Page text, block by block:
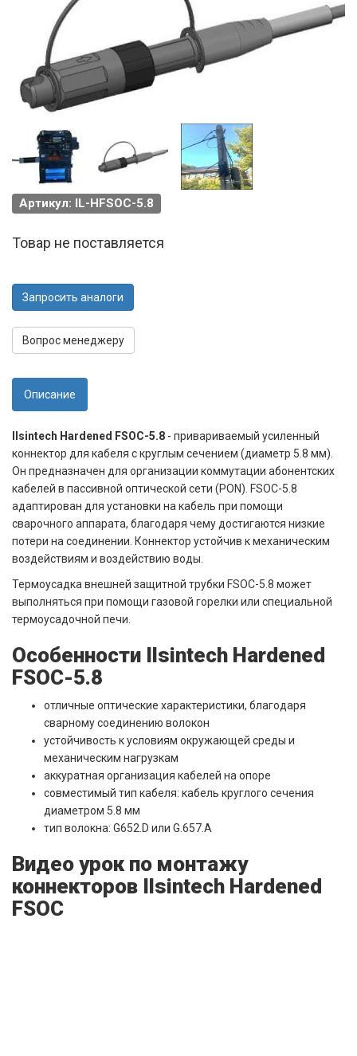
Артикул: IL-HFSOC-5.8
Товар не поставляется
Запросить аналоги
Вопрос менеджеру
Описание
Ilsintech Hardened FSOC-5.8 - привариваемый усиленный
коннектор для кабеля с круглым сечением (диаметр 5.8 мм).
Он предназначен для организации коммутации абонентских
кабелей в пассивной оптической сети (PON). FSOC-5.8
адаптирован для установки на кабель при помощи
сварочного аппарата, благодаря чему достигаются низкие
потери на соединении. Коннектор устойчив к механическим
воздействиям и воздействию воды.
Термоусадка внешней защитной трубки FSOC-5.8 может
выполняться при помощи газовой горелки или специальной
термоусадочной печи.
Особенности Ilsintech Hardened
FSOC-5.8
отличные оптические характеристики, благодаря
сварному соединению волокон
устойчивость к условиям окружающей среды и
механическим нагрузкам
аккуратная организация кабелей на опоре
совместимый тип кабеля: кабель круглого сечения
диаметром 5.8 мм
тип волокна: G652.D или G.657.A
Видео урок по монтажу
коннекторов Ilsintech Hardened
FSOC